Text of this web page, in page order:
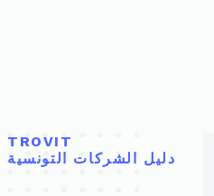
TROVIT
دليل الشركات التونسية